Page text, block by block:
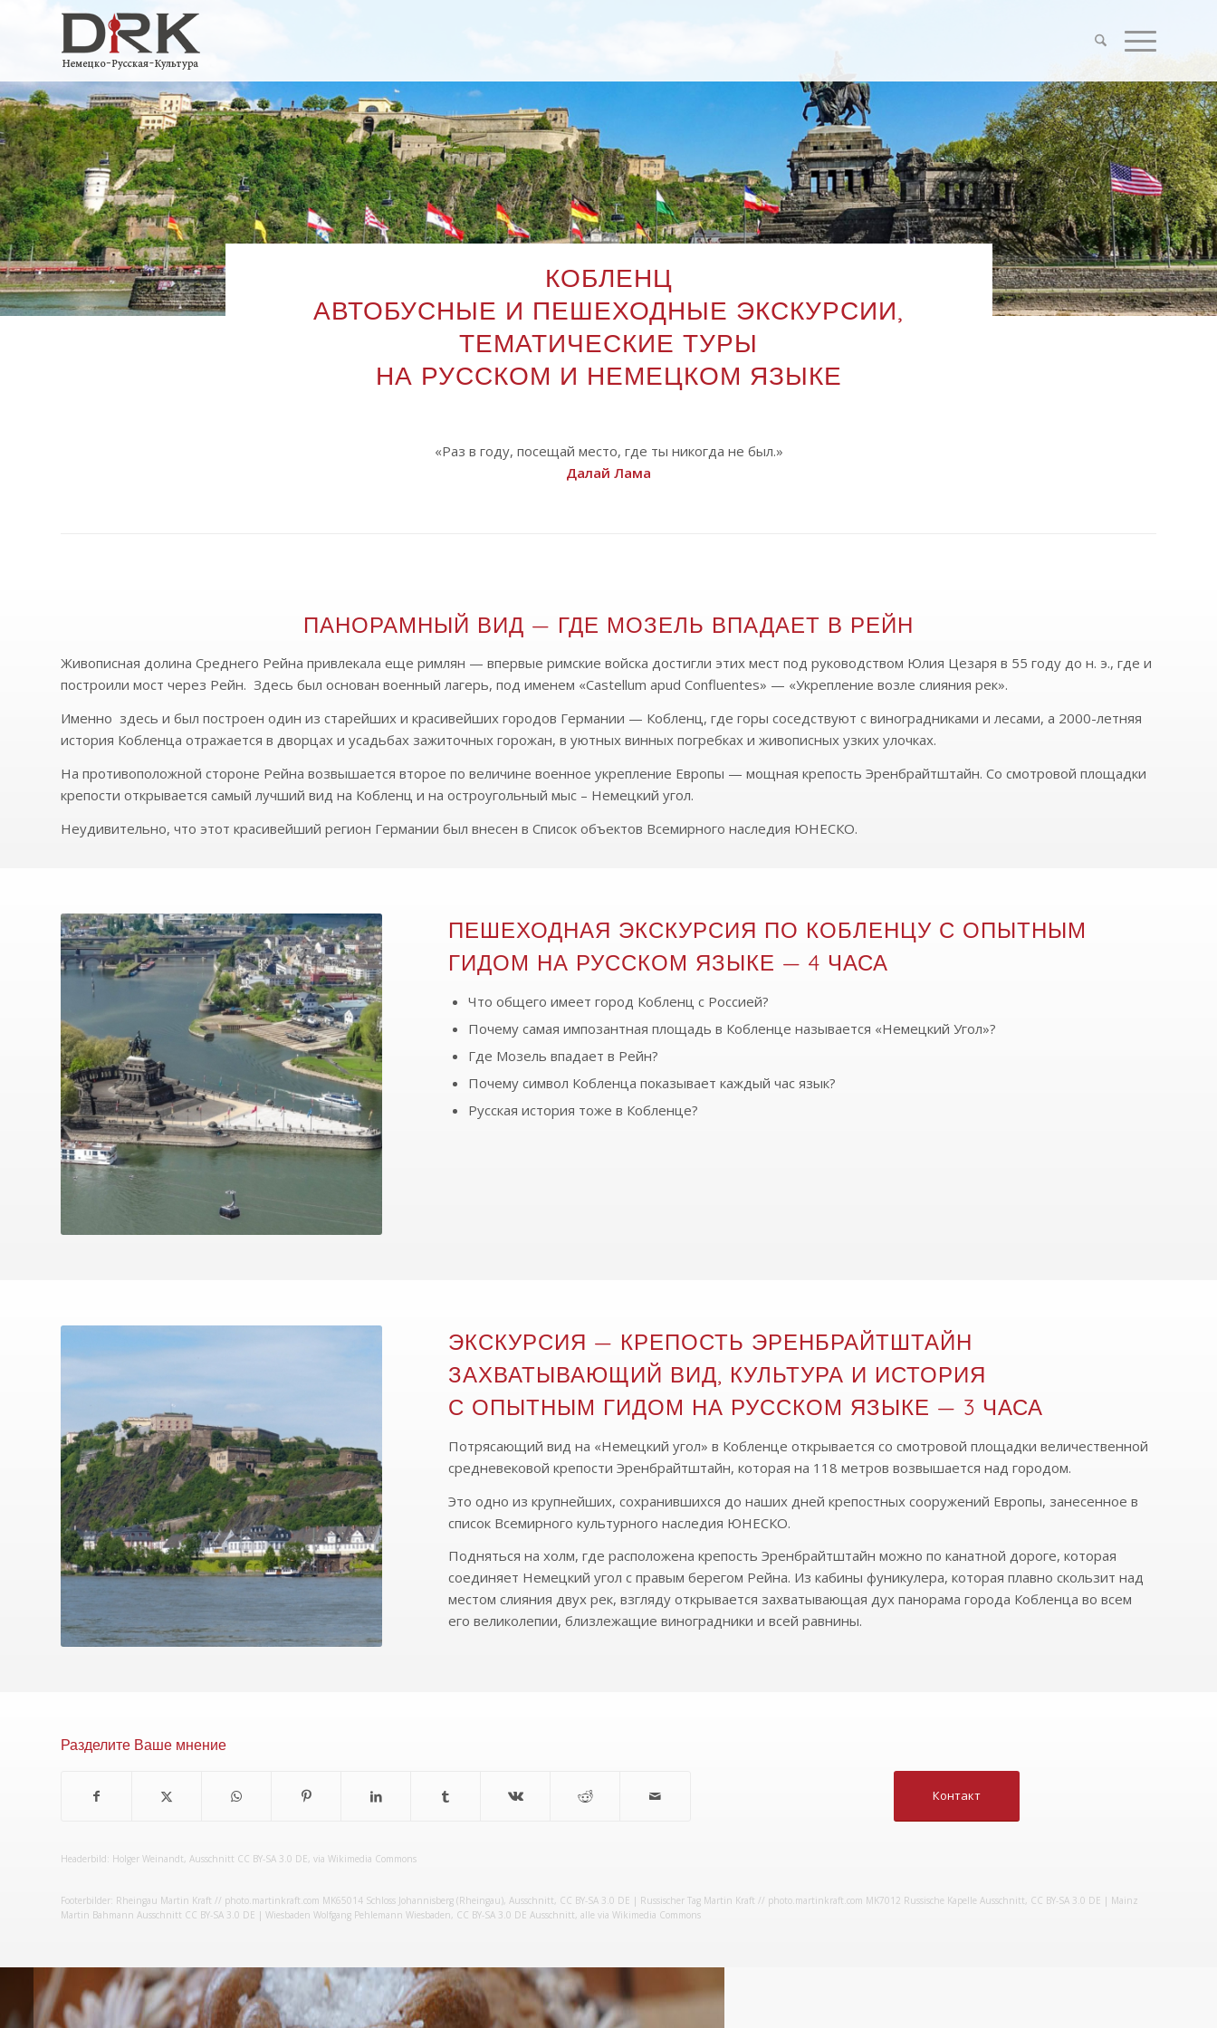
КОБЛЕНЦ
АВТОБУСНЫЕ И ПЕШЕХОДНЫЕ ЭКСКУРСИИ,
ТЕМАТИЧЕСКИЕ ТУРЫ
НА РУССКОМ И НЕМЕЦКОМ ЯЗЫКЕ
«Раз в году, посещай место, где ты никогда не был.»
Далай Лама
ПАНОРАМНЫЙ ВИД — ГДЕ МОЗЕЛЬ ВПАДАЕТ В РЕЙН
Живописная долина Среднего Рейна привлекала еще римлян — впервые римские войска достигли этих мест под руководством Юлия Цезаря в 55 году до н. э., где и
построили мост через Рейн. Здесь был основан военный лагерь, под именем «Castellum apud Confluentes» — «Укрепление возле слияния рек».
Именно здесь и был построен один из старейших и красивейших городов Германии — Кобленц, где горы соседствуют с виноградниками и лесами, а 2000-летняя
история Кобленца отражается в дворцах и усадьбах зажиточных горожан, в уютных винных погребках и живописных узких улочках.
На противоположной стороне Рейна возвышается второе по величине военное укрепление Европы — мощная крепость Эренбрайтштайн. Со смотровой площадки
крепости открывается самый лучший вид на Кобленц и на остроугольный мыс – Немецкий угол.
Неудивительно, что этот красивейший регион Германии был внесен в Список объектов Всемирного наследия ЮНЕСКО.
ПЕШЕХОДНАЯ ЭКСКУРСИЯ ПО КОБЛЕНЦУ С ОПЫТНЫМ
ГИДОМ НА РУССКОМ ЯЗЫКЕ — 4 ЧАСА
Что общего имеет город Кобленц с Россией?
Почему самая импозантная площадь в Кобленце называется «Немецкий Угол»?
Где Мозель впадает в Рейн?
Почему символ Кобленца показывает каждый час язык?
Русская история тоже в Кобленце?
ЭКСКУРСИЯ — КРЕПОСТЬ ЭРЕНБРАЙТШТАЙН
ЗАХВАТЫВАЮЩИЙ ВИД, КУЛЬТУРА И ИСТОРИЯ
С ОПЫТНЫМ ГИДОМ НА РУССКОМ ЯЗЫКЕ — 3 ЧАСА
Потрясающий вид на «Немецкий угол» в Кобленце открывается со смотровой площадки величественной
средневековой крепости Эренбрайтштайн, которая на 118 метров возвышается над городом.
Это одно из крупнейших, сохранившихся до наших дней крепостных сооружений Европы, занесенное в
список Всемирного культурного наследия ЮНЕСКО.
Подняться на холм, где расположена крепость Эренбрайтштайн можно по канатной дороге, которая
соединяет Немецкий угол с правым берегом Рейна. Из кабины фуникулера, которая плавно скользит над
местом слияния двух рек, взгляду открывается захватывающая дух панорама города Кобленца во всем
его великолепии, близлежащие виноградники и всей равнины.
Разделите Ваше мнение
Контакт
Headerbild: Holger Weinandt, Ausschnitt CC BY-SA 3.0 DE, via Wikimedia Commons
Footerbilder: Rheingau Martin Kraft // photo.martinkraft.com MK65014 Schloss Johannisberg (Rheingau), Ausschnitt, CC BY-SA 3.0 DE | Russischer Tag Martin Kraft // photo.martinkraft.com MK7012 Russische Kapelle Ausschnitt, CC BY-SA 3.0 DE | Mainz
Martin Bahmann Ausschnitt CC BY-SA 3.0 DE | Wiesbaden Wolfgang Pehlemann Wiesbaden, CC BY-SA 3.0 DE Ausschnitt, alle via Wikimedia Commons